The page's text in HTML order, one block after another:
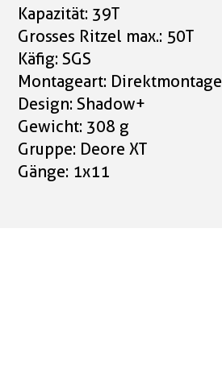
Kapazität: 39T
Grosses Ritzel max.: 50T
Käfig: SGS
Montageart: Direktmontage
Design: Shadow+
Gewicht: 308 g
Gruppe: Deore XT
Gänge: 1x11